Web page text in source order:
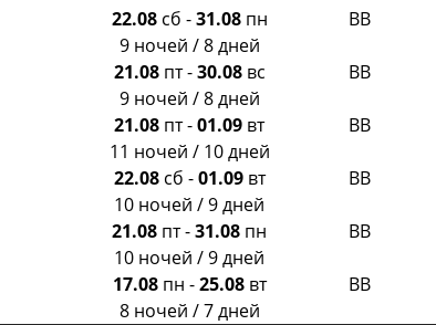
Panteon
Ambotis
Paks
Amigo-S
Pac Group
Alean
Sunmar
PlanTravel
FUN&SUN ex TUI
Крымская Волна
LOTI
Russian Express
22.08 сб -31.08 пн
9 ночей / 8 дней
BB
21.08 пт-30.08 вс
9 ночей / 8 дней
BB
21.08 пт-01.09 вт
11 ночей / 10 дней
BB
22.08 сб -01.09 вт
10 ночей / 9 дней
BB
21.08 пт-31.08 пн
10 ночей / 9 дней
BB
17.08 пн -25.08 вт
8 ночей / 7 дней
BB